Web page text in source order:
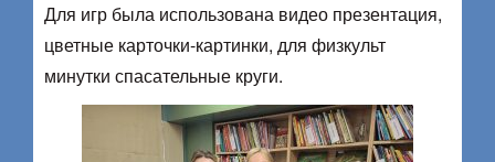
Для игр была использована видео презентация,
цветные карточки-картинки, для физкульт
минутки спасательные круги.